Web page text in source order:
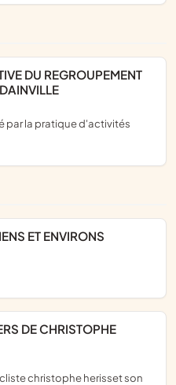
ET ENVIRONS